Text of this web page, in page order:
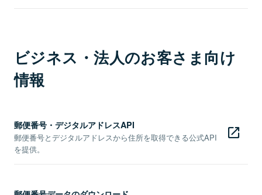
ビジネス・法人のお客さま向け
情報
郵便番号・デジタルアドレスAPI
郵便番号とデジタルアドレスから住所を取得できる公式API
を提供。